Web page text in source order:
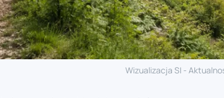
Wizualizacja SI -